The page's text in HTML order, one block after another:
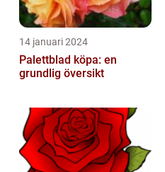
14 januari 2024
Palettblad köpa: en
grundlig översikt